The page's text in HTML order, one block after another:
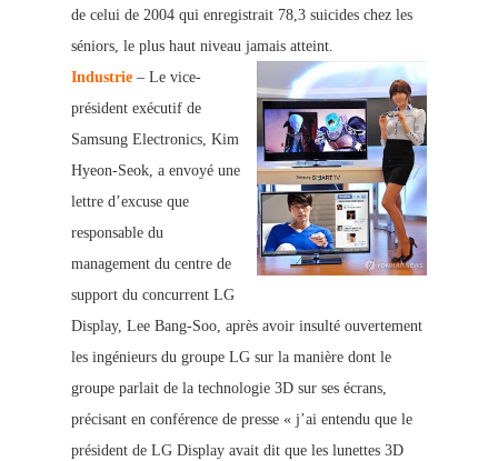
de celui de 2004 qui enregistrait 78,3 suicides chez les
séniors, le plus haut niveau jamais atteint.
Industrie – Le vice-
président exécutif de
Samsung Electronics, Kim
Hyeon-Seok, a envoyé une
lettre d’excuse que
responsable du
management du centre de
support du concurrent LG
Display, Lee Bang-Soo, après avoir insulté ouvertement
les ingénieurs du groupe LG sur la manière dont le
groupe parlait de la technologie 3D sur ses écrans,
précisant en conférence de presse « j’ai entendu que le
président de LG Display avait dit que les lunettes 3D